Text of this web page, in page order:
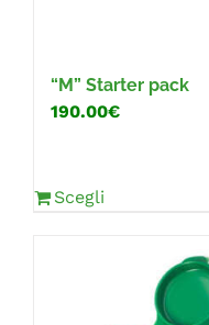
“M” Starter pack
190.00€
Scegli